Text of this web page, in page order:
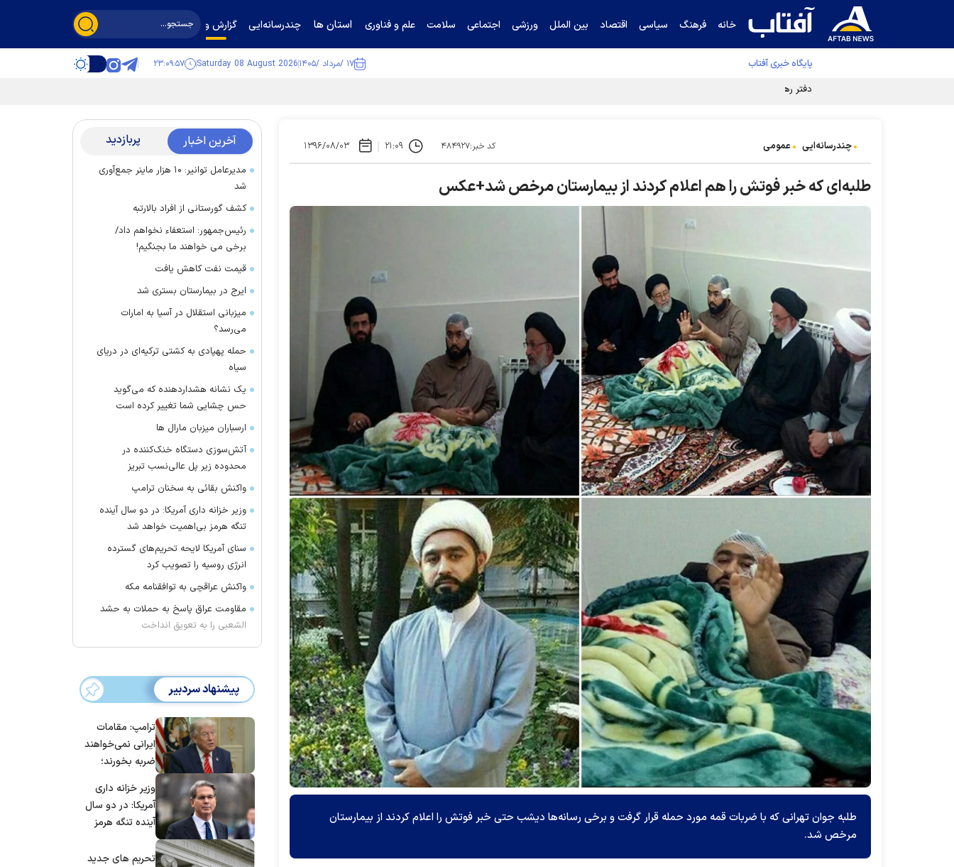
خانه فرهنگ سیاسی اقتصاد بین الملل ورزشی اجتماعی سلامت علم و فناوری استان ها چندرسانه‌ایی گزارش و گفت‌وگو
پایگاه خبری آفتاب ۱۷ /مرداد /۱۴۰۵ Saturday 08 August 2026 ۲۳:۰۹:۵۸
دفتر رهبر انقلاب ادعای خرازی درباره پزشکیان را تکذیب کرد
چندرسانه‌ایی عمومی کد خبر:۴۸۴۹۲۷ ۲۱:۰۹ ۱۳۹۶/۰۸/۰۳
طلبه‌ای که خبر فوتش را هم اعلام‌ کردند از بیمارستان مرخص شد+عکس
طلبه جوان تهرانی که با ضربات قمه مورد حمله قرار گرفت و برخی رسانه‌ها دیشب حتی خبر فوتش را اعلام کردند از بیمارستان
مرخص شد.
آخرین اخبار پربازدید
مدیرعامل توانیر: ۱۰ هزار ماینر جمع‌آوری
شد
کشف گورستانی از افراد بالارتبه
رئیس‌جمهور: استعفاء نخواهم داد/
برخی می خواهند ما بجنگیم!
قیمت نفت کاهش یافت
ایرج در بیمارستان بستری شد
میزبانی استقلال در آسیا به امارات
می‌رسد؟
حمله پهپادی به کشتی ترکیه‌ای در دریای
سیاه
یک نشانه هشداردهنده که می‌گوید
حس چشایی شما تغییر کرده است
ارسباران میزبان مارال ها
آتش‌سوزی دستگاه خنک‌کننده در
محدوده زیر پل عالی‌نسب تبریز
واکنش بقائی به سخنان ترامپ
وزیر خزانه داری آمریکا: در دو سال آینده
تنگه هرمز بی‌اهمیت خواهد شد
سنای آمریکا لایحه تحریم‌های گسترده
انرژی روسیه را تصویب کرد
واکنش عراقچی به توافقنامه مکه
مقاومت عراق پاسخ به حملات به حشد
الشعبی را به تعویق انداخت
پیشنهاد سردبیر
ترامپ: مقامات
ایرانی نمی‌خواهند
ضربه بخورند؛
توافق برسند
وزیر خزانه داری
آمریکا: در دو سال
آینده تنگه هرمز
شد
تحریم های جدید